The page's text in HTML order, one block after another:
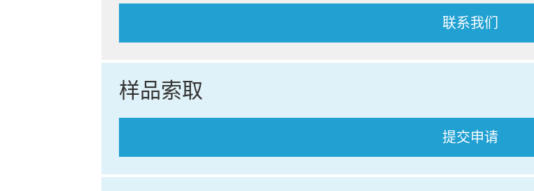
联系我们
样品索取
提交申请